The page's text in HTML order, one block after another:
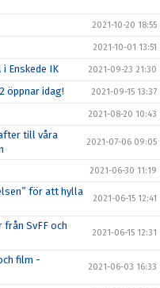
2021-10-20 18:55
2021-10-01 13:51
Enskede IK 2021-09-23 21:30
öppnar idag! 2021-09-15 13:37
2021-08-20 10:43
till våra
2021-07-06 09:05
2021-06-30 11:19
för att hylla
2021-06-15 12:41
SvFF och
2021-06-15 12:31
film -
2021-06-03 16:33